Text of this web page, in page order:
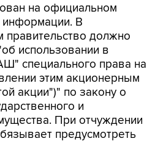
на официальном
информации. В
правительство должно
использовании в
специального права на
этим акционерным
акции")" по закону о
и
При отчуждении
предусмотреть